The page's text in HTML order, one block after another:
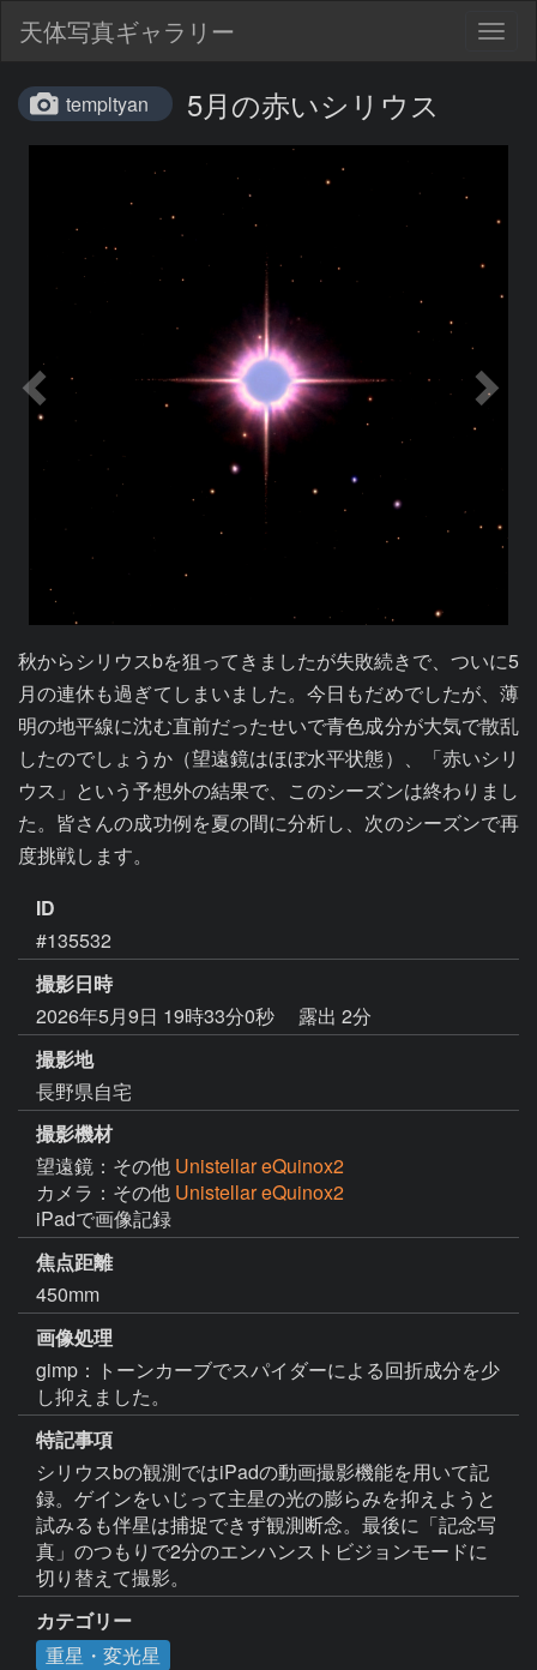
天体写真ギャラリー
templtyan 5月の赤いシリウス
秋からシリウスbを狙ってきましたが失敗続きで、ついに5
月の連休も過ぎてしまいました。今日もだめでしたが、薄
明の地平線に沈む直前だったせいで青色成分が大気で散乱
したのでしょうか（望遠鏡はほぼ水平状態）、「赤いシリ
ウス」という予想外の結果で、このシーズンは終わりまし
た。皆さんの成功例を夏の間に分析し、次のシーズンで再
度挑戦します。
ID
#135532
撮影日時
2026年5月9日 19時33分0秒
露出 2分
撮影地
長野県自宅
撮影機材
望遠鏡：その他 Unistellar eQuinox2
カメラ：その他 Unistellar eQuinox2
iPadで画像記録
焦点距離
450mm
画像処理
gimp：トーンカーブでスパイダーによる回折成分を少
し抑えました。
特記事項
シリウスbの観測ではiPadの動画撮影機能を用いて記
録。ゲインをいじって主星の光の膨らみを抑えようと
試みるも伴星は捕捉できず観測断念。最後に「記念写
真」のつもりで2分のエンハンストビジョンモードに
切り替えて撮影。
カテゴリー
重星・変光星